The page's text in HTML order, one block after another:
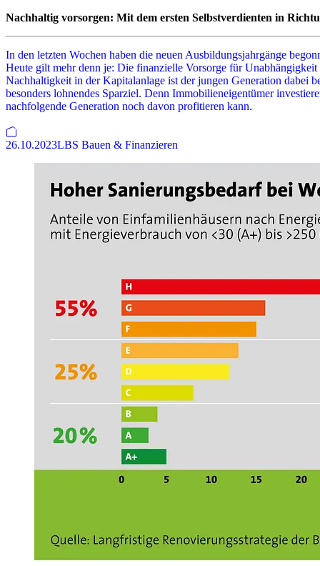
Nachhaltig vorsorgen: Mit dem ersten Selbstverdienten in
In den letzten Wochen haben die neuen Ausbildungsjahrgänge
Heute gilt mehr denn je: Die finanzielle Vorsorge für
Nachhaltigkeit in der Kapitalanlage ist der jungen Generation dabei
besonders lohnendes Sparziel. Denn Immobilieneigentümer
nachfolgende Generation noch davon profitieren kann.
26.10.2023LBS Bauen & Finanzieren